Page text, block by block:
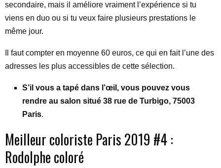
secondaire, mais il améliore vraiment l’expérience si tu
viens en duo ou si tu veux faire plusieurs prestations le
même jour.
Il faut compter en moyenne 60 euros, ce qui en fait l’une des
adresses les plus accessibles de cette sélection.
S’il vous a tapé dans l’œil, vous pouvez vous
rendre au salon situé 38 rue de Turbigo, 75003
Paris.
Meilleur coloriste Paris 2019 #4 :
Rodolphe coloré